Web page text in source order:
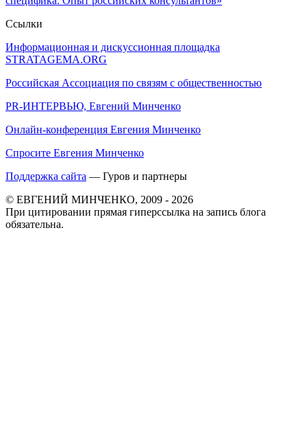
Ссылки
Информационная и дискуссионная площадка
STRATAGEMA.ORG
Российская Ассоциация по связям с общественностью
PR-ИНТЕРВЬЮ, Евгений Минченко
Онлайн-конференция Евгения Минченко
Спросите Евгения Минченко
Поддержка сайта — Гуров и партнеры
© ЕВГЕНИЙ МИНЧЕНКО, 2009 - 2026
При цитировании прямая гиперссылка на запись блога
обязательна.